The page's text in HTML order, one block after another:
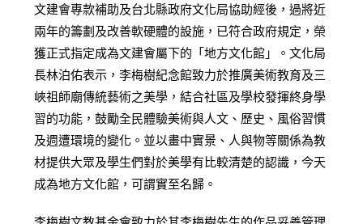
文建會專款補助及台北縣政府文化局協助經後，過將近
兩年的籌劃及改善軟硬體的設施，已符合政府規定，榮
獲正式指定成為文建會屬下的「地方文化館」。文化局
長林泊佑表示，李梅樹紀念館致力於推廣美術教育及三
峽祖師廟傳統藝術之美學，結合社區及學校發揮終身學
習的功能，鼓勵全民體驗美術與人文、歷史、風俗習慣
及週遭環境的變化。並以畫中實景、人與物等關係為教
材提供大眾及學生們對於美學有比較清楚的認識，今天
成為地方文化館，可謂實至名歸。